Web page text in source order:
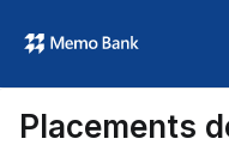
Placements